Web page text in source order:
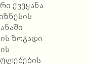
ქვეყანა
ზოგადი